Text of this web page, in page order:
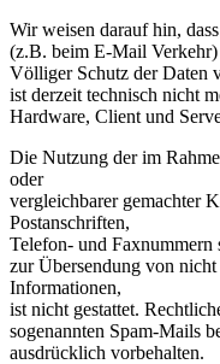
Wir weisen darauf hin,
(z.B. beim E-Mail
Völliger Schutz der Daten
ist derzeit technisch nicht
Hardware, Client und
Die Nutzung der im
oder
vergleichbarer gemachter
Postanschriften,
Telefon- und Faxnummern
zur Übersendung von
Informationen,
ist nicht gestattet.
sogenannten Spam-Mails
ausdrücklich vorbehalten.